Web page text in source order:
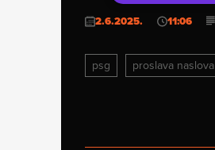
2.6.2025. 11:06
psg proslava naslova